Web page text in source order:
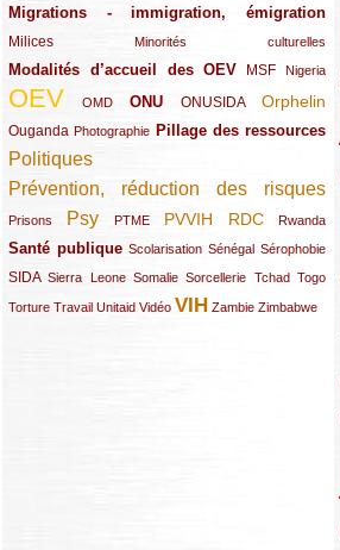
Migrations - immigration, émigration
(67/289)
Milices
(34/289) Minorités culturelles
(15/289)
Modalités d’accueil des OEV
(58/289) MSF
(54/289) Nigeria
(27/289)
OEV
(269/289) OMD
(26/289) ONU
(58/289) ONUSIDA
(44/289) Orphelin
(112/289)
Ouganda
(29/289) Photographie
(27/289) Pillage des ressources
(77/289)
Politiques
(120/289)
Prévention, réduction des risques
(131/289)
Prisons
(22/289) Psy
(119/289) PTME
(12/289) PVVIH
(111/289) RDC
(104/289) Rwanda
(23/289)
Santé publique
(59/289) Scolarisation
(9/289) Sénégal
(13/289) Sérophobie
(19/289)
SIDA
(29/289)Sierra Leone
(13/289) Somalie
(12/289) Sorcellerie
(19/289) Tchad
(10/289) Togo
(15/289)
Torture
(17/289)Travail
(21/289) Unitaid
(26/289) Vidéo
(23/289) VIH
(154/289) Zambie
(12/289) Zimbabwe
(21/289)